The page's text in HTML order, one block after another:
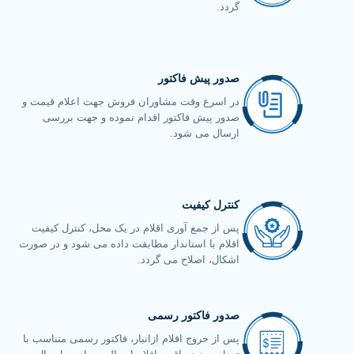
گردد.
صدور پیش فاکتور
در اسرع وقت مشاوران فروش جهت اعلام قیمت و
صدور پیش فاکتور اقدام نموده و جهت بررسی
ارسال می شود.
کنترل کیفیت
پس از جمع آوری اقلام در یک محل، کنترل کیفیت
اقلام با استاندار مطابقت داده می شود و در صورت
اشکال، اصلاح می گردد.
صدور فاکتور رسمی
پس از خروج اقلام ازانبار، فاکتور رسمی متناسب با